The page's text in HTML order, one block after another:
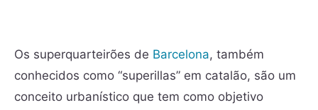
Os superquarteirões de Barcelona, também
conhecidos como “superillas” em catalão, são um
conceito urbanístico que tem como objetivo